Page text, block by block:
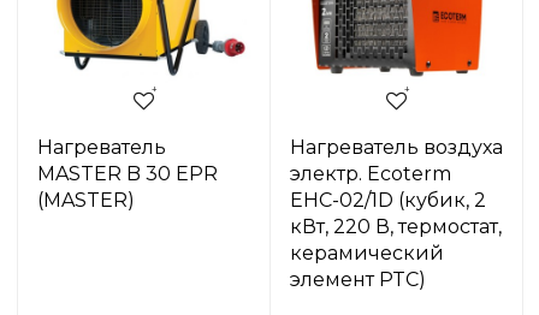
Нагреватель
MASTER B 30 EPR
(MASTER)
Нагреватель воздуха
электр. Ecoterm
EHC-02/1D (кубик, 2
кВт, 220 В, термостат,
керамический
элемент PTC)